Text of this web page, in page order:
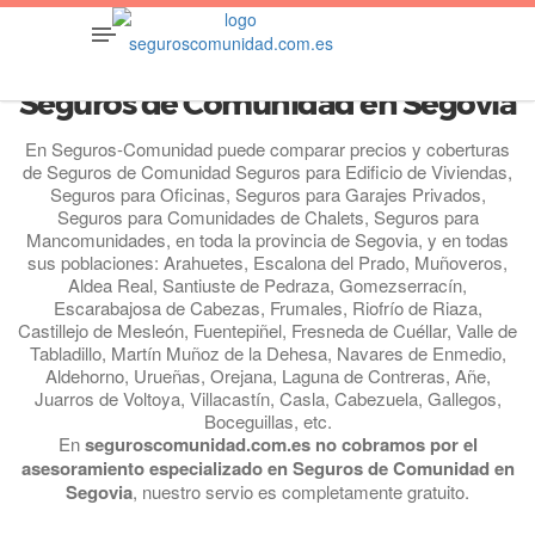
Seguros de Comunidad en Segovia
En Seguros-Comunidad puede comparar precios y coberturas
de Seguros de Comunidad Seguros para Edificio de Viviendas,
Seguros para Oficinas, Seguros para Garajes Privados,
Seguros para Comunidades de Chalets, Seguros para
Mancomunidades, en toda la provincia de Segovia, y en todas
sus poblaciones: Arahuetes, Escalona del Prado, Muñoveros,
Aldea Real, Santiuste de Pedraza, Gomezserracín,
Escarabajosa de Cabezas, Frumales, Riofrío de Riaza,
Castillejo de Mesleón, Fuentepiñel, Fresneda de Cuéllar, Valle de
Tabladillo, Martín Muñoz de la Dehesa, Navares de Enmedio,
Aldehorno, Urueñas, Orejana, Laguna de Contreras, Añe,
Juarros de Voltoya, Villacastín, Casla, Cabezuela, Gallegos,
Boceguillas, etc.
Enseguroscomunidad.com.es no cobramos por el
asesoramiento especializado en Seguros de Comunidad en
Segovia, nuestro servio es completamente gratuito.